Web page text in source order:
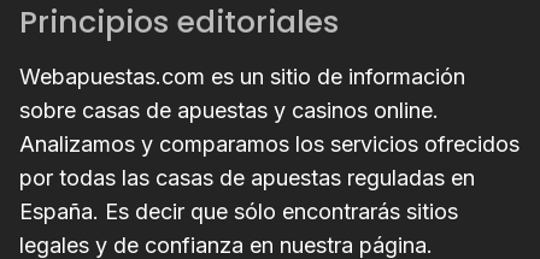
Principios editoriales
Webapuestas.com es un sitio de información
sobre casas de apuestas y casinos online.
Analizamos y comparamos los servicios ofrecidos
por todas las casas de apuestas reguladas en
España. Es decir que sólo encontrarás sitios
legales y de confianza en nuestra página.